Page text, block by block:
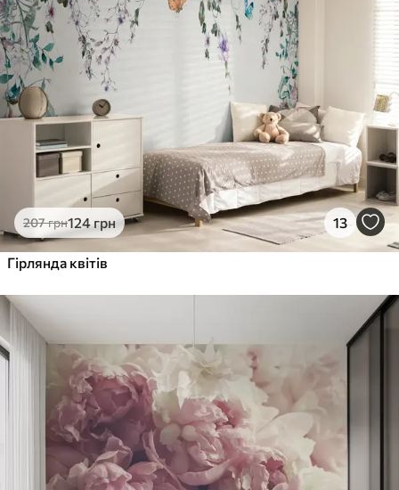
207грн124 грн 13
Гірлянда квітів